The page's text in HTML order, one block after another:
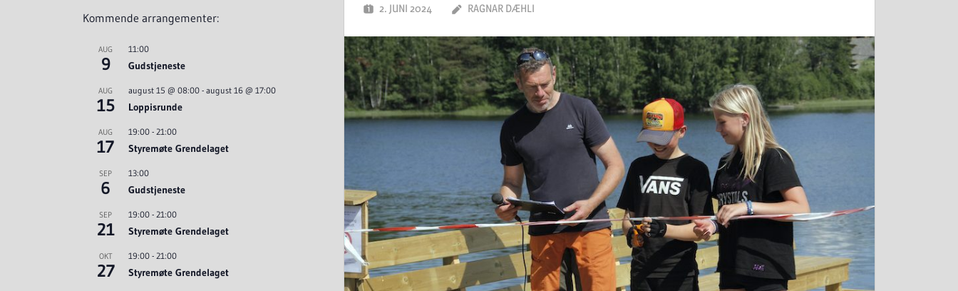
2. JUNI 2024 RAGNAR DÆHLI
Kommende arrangementer:
AUG
9
11:00
Gudstjeneste
AUG
15
august 15 @ 08:00 - august 16 @ 17:00
Loppisrunde
AUG
17
19:00 - 21:00
Styremøte Grendelaget
SEP
6
13:00
Gudstjeneste
SEP
21
19:00 - 21:00
Styremøte Grendelaget
OKT
27
19:00 - 21:00
Styremøte Grendelaget